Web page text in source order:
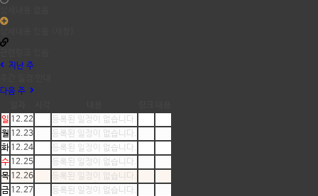
지난 주
다음 주
일 12.22
등록된 일정이 없습니다.
월 12.23
등록된 일정이 없습니다.
화 12.24
등록된 일정이 없습니다.
수 12.25
등록된 일정이 없습니다.
목 12.26
등록된 일정이 없습니다.
금 12.27
등록된 일정이 없습니다.